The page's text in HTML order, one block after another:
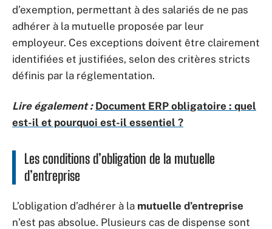
d’exemption, permettant à des salariés de ne pas
adhérer à la mutuelle proposée par leur
employeur. Ces exceptions doivent être clairement
identifiées et justifiées, selon des critères stricts
définis par la réglementation.
Lire également : Document ERP obligatoire : quel
est-il et pourquoi est-il essentiel ?
Les conditions d’obligation de la mutuelle
d’entreprise
L’obligation d’adhérer à la mutuelle d’entreprise
n’est pas absolue. Plusieurs cas de dispense sont